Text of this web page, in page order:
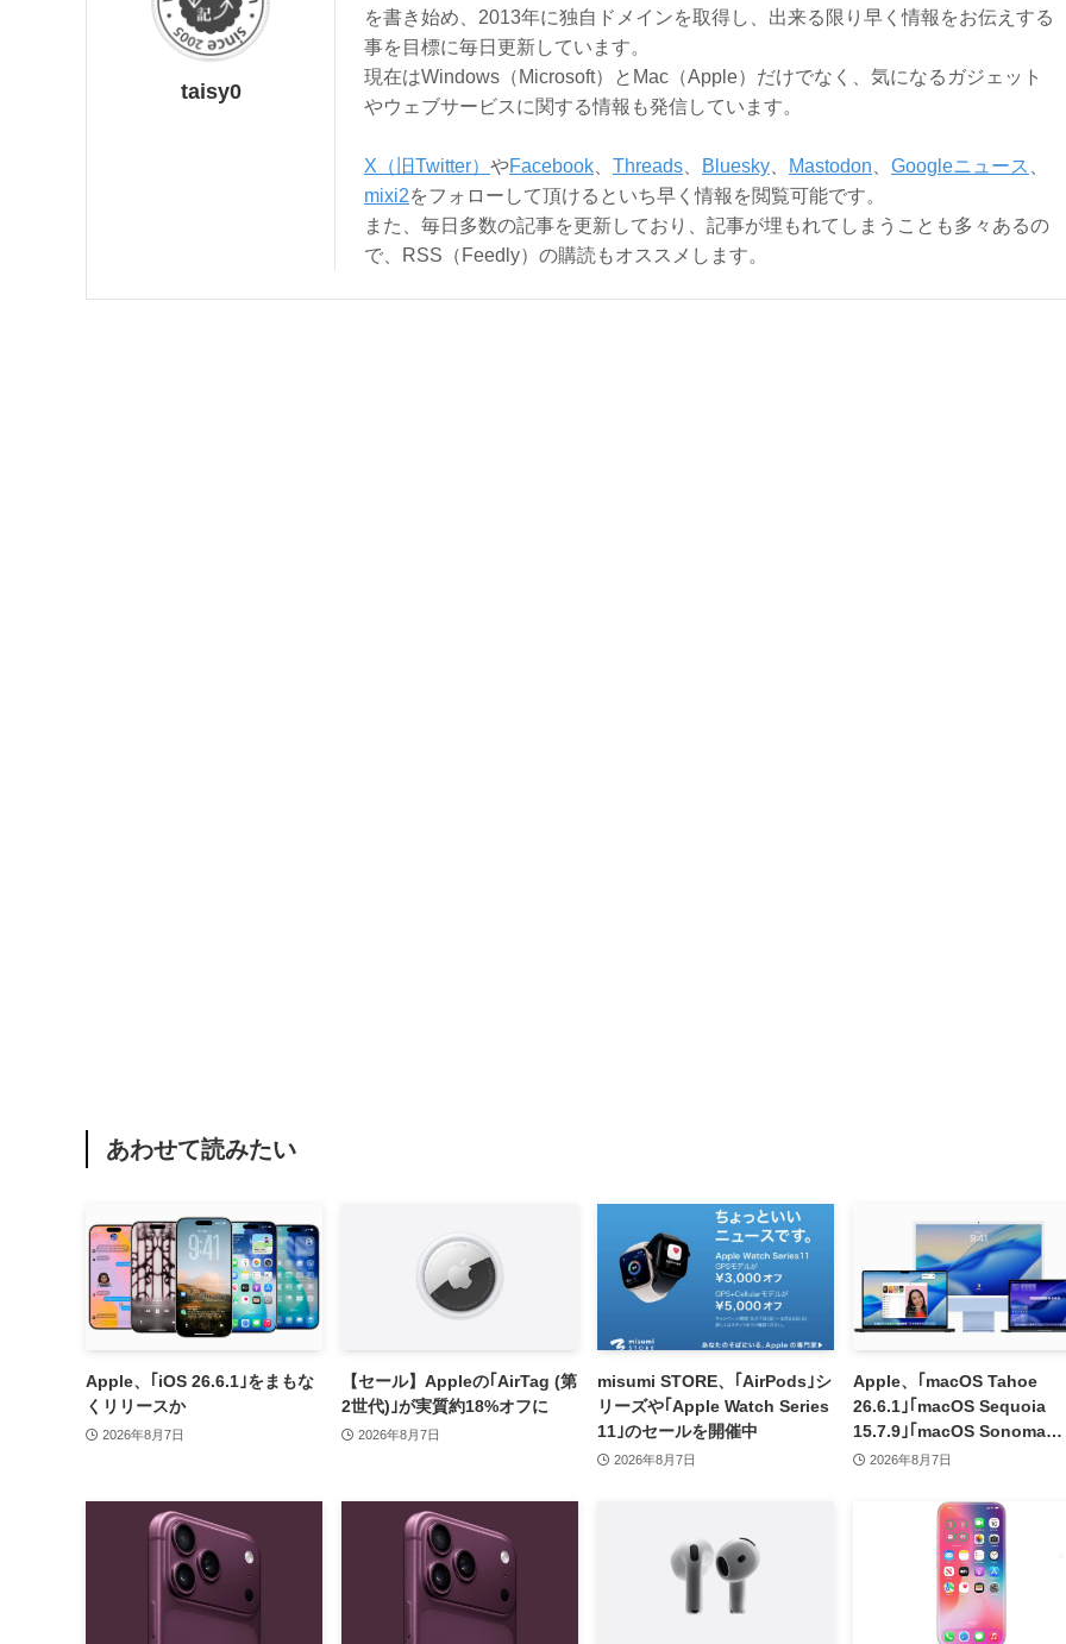
taisy0
を書き始め、2013年に独自ドメインを取得し、出来る限り早く情報をお伝えする
事を目標に毎日更新しています。
現在はWindows（Microsoft）とMac（Apple）だけでなく、気になるガジェット
やウェブサービスに関する情報も発信しています。
X（旧Twitter） やFacebook Threads Bluesky Mastodon Googleニュース
mixi2をフォローして頂けるといち早く情報を閲覧可能です。
また、毎日多数の記事を更新しており、記事が埋もれてしまうことも多々あるの
で、RSS（Feedly）の購読もオススメします。
あわせて読みたい
Apple、｢iOS 26.6.1｣をまもな
くリリースか
2026年8月7日
【セール】Appleの｢AirTag (第
2世代)｣が実質約18%オフに
2026年8月7日
misumi STORE、｢AirPods｣シ
リーズや｢Apple Watch Series
11｣のセールを開催中
2026年8月7日
Apple、｢macOS Tahoe
26.6.1｣｢macOS Sequoia
15.7.9｣｢macOS Sonoma
14.8.9｣をリリース ｰ 画面共
2026年8月7日